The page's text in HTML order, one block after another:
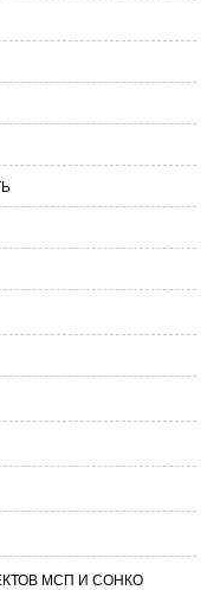
МСП И СОНКО